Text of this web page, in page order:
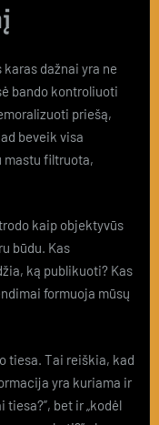
dažnai yra ne
bando kontroliuoti
priešą,
beveik visa
mastu filtruota,
kaip objektyvūs
būdu. Kas
ką publikuoti? Kas
formuoja mūsų
tiesa. Tai reiškia, kad
yra kuriama ir
bet ir „kodėl